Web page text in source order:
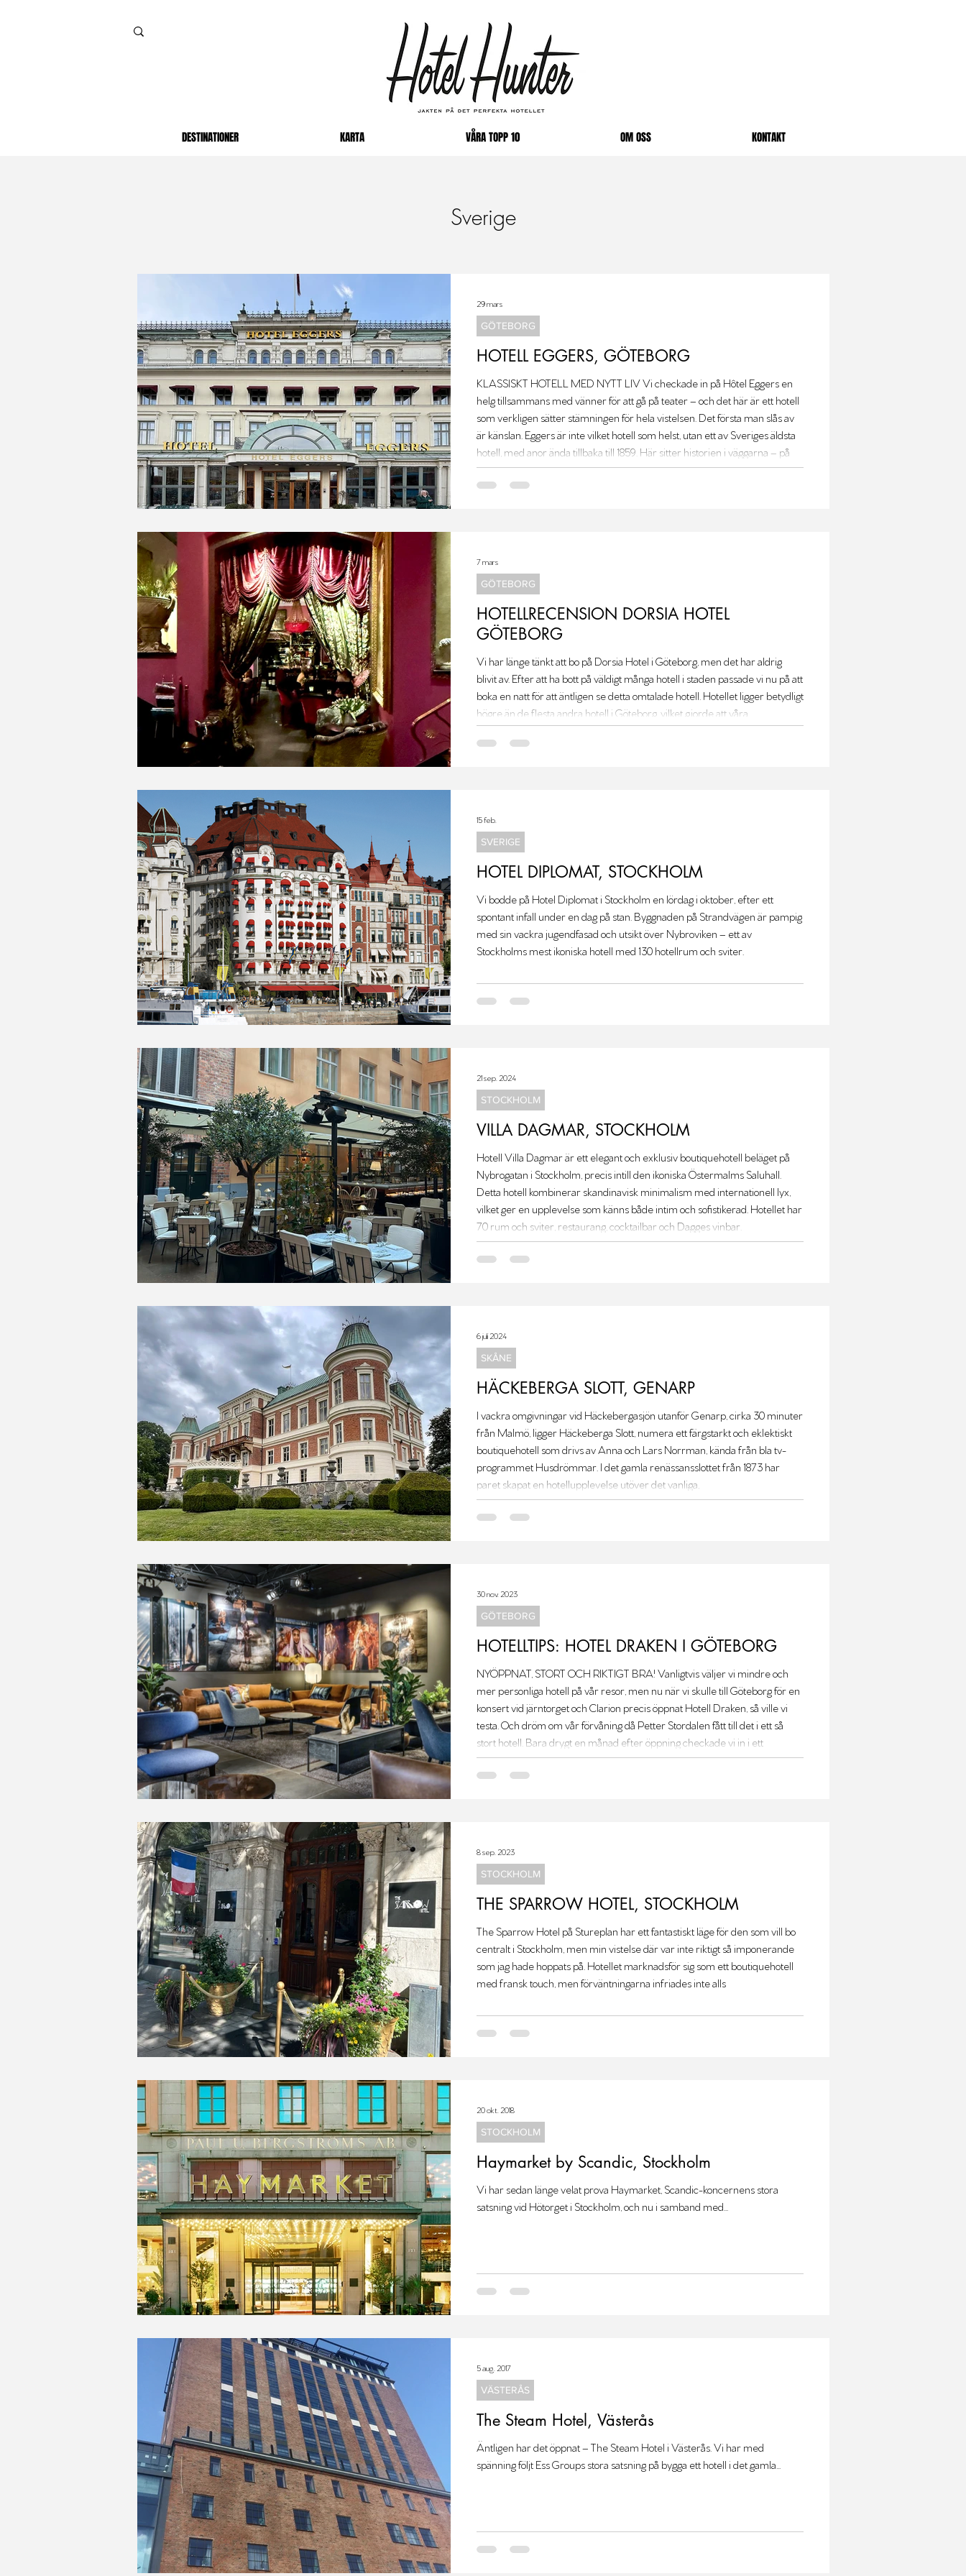
DESTINATIONER KARTA VÅRA TOPP 10 OM OSS KONTAKT
Sverige
HOTELL EGGERS, GÖTEBORG
KLASSISKT HOTELL MED NYTT LIV Vi checkade in på Hôtel Eggers en
helg tillsammans med vänner för att gå på teater – och det här är ett hotell
som verkligen sätter stämningen för hela vistelsen. Det första man slås av
är känslan. Eggers är inte vilket hotell som helst, utan ett av Sveriges äldsta
hotell, med anor ända tillbaka till 1859. Här sitter historien i väggarna – på
riktigt.
GÖTEBORG
29 mars
HOTELLRECENSION DORSIA HOTEL
GÖTEBORG
Vi har länge tänkt att bo på Dorsia Hotel i Göteborg, men det har aldrig
blivit av. Efter att ha bott på väldigt många hotell i staden passade vi nu på att
boka en natt för att äntligen se detta omtalade hotell. Hotellet ligger betydligt
högre än de flesta andra hotell i Göteborg, vilket gjorde att våra
förväntningar var höga – tyvärr infriades de inte helt.
GÖTEBORG
7 mars
HOTEL DIPLOMAT, STOCKHOLM
Vi bodde på Hotel Diplomat i Stockholm en lördag i oktober, efter ett
spontant infall under en dag på stan. Byggnaden på Strandvägen är pampig
med sin vackra jugendfasad och utsikt över Nybroviken – ett av
Stockholms mest ikoniska hotell med 130 hotellrum och sviter.
SVERIGE
15 feb.
VILLA DAGMAR, STOCKHOLM
Hotell Villa Dagmar är ett elegant och exklusiv boutiquehotell beläget på
Nybrogatan i Stockholm, precis intill den ikoniska Östermalms Saluhall.
Detta hotell kombinerar skandinavisk minimalism med internationell lyx,
vilket ger en upplevelse som känns både intim och sofistikerad. Hotellet har
70 rum och sviter, restaurang, cocktailbar och Dagges vinbar.
Restaurangen Salon var stängd. lite oklart varför.
STOCKHOLM
21 sep. 2024
HÄCKEBERGA SLOTT, GENARP
I vackra omgivningar vid Häckebergasjön utanför Genarp, cirka 30 minuter
från Malmö, ligger Häckeberga Slott, numera ett färgstarkt och eklektiskt
boutiquehotell som drivs av Anna och Lars Norrman, kända från bla tv-
programmet Husdrömmar. I det gamla renässansslottet från 1873 har
paret skapat en hotellupplevelse utöver det vanliga,
SKÅNE
6 juli 2024
HOTELLTIPS: HOTEL DRAKEN I GÖTEBORG
NYÖPPNAT, STORT OCH RIKTIGT BRA! Vanligtvis väljer vi mindre och
mer personliga hotell på vår resor, men nu när vi skulle till Göteborg för en
konsert vid järntorget och Clarion precis öppnat Hotell Draken, så ville vi
testa. Och dröm om vår förvåning då Petter Stordalen fått till det i ett så
stort hotell. Bara drygt en månad efter öppning checkade vi in i ett
hörnrum på 19:e våningen. Rummet kändes rymligare än förväntat tack
vare fönster i två väderstreck som gav fint ljus
GÖTEBORG
30 nov. 2023
THE SPARROW HOTEL, STOCKHOLM
The Sparrow Hotel på Stureplan har ett fantastiskt läge för den som vill bo
centralt i Stockholm, men min vistelse där var inte riktigt så imponerande
som jag hade hoppats på. Hotellet marknadsför sig som ett boutiquehotell
med fransk touch, men förväntningarna infriades inte alls
STOCKHOLM
8 sep. 2023
Haymarket by Scandic, Stockholm
Vi har sedan länge velat prova Haymarket, Scandic-koncernens stora
satsning vid Hötorget i Stockholm, och nu i samband med...
STOCKHOLM
20 okt. 2018
The Steam Hotel, Västerås
Äntligen har det öppnat – The Steam Hotel i Västerås. Vi har med
spänning följt Ess Groups stora satsning på bygga ett hotell i det gamla...
VÄSTERÅS
5 aug. 2017